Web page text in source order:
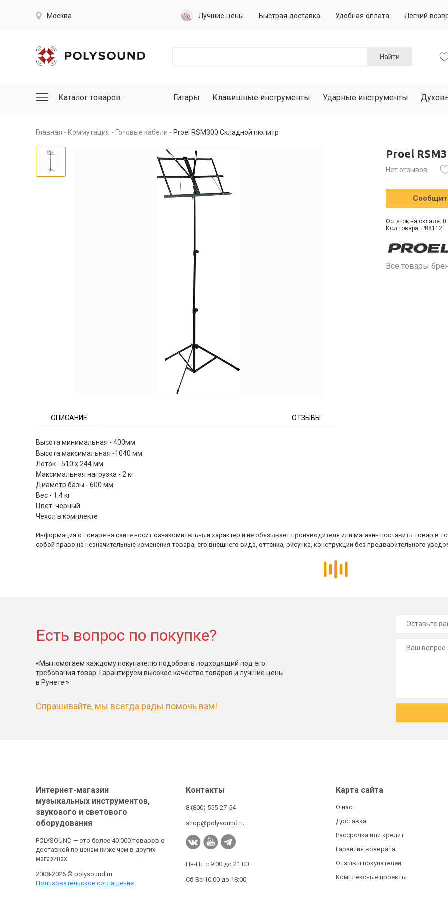
Москва Лучшие цены Быстрая доставка Удобная оплата Лёгкий
Найти
Каталог товаров Гитары Клавишные инструменты Ударные инструменты
Главная Коммутация Готовые кабели Proel RSM300 Складной пюпитр
ОПИСАНИЕ ОТЗЫВЫ
Высота минимальная - 400мм
Высота максимальная -1040 мм
Лоток - 510 х 244 мм
Максимальная нагрузка - 2 кг
Диаметр базы - 600 мм
Вес - 1.4 кг
Цвет: чёрный
Чехол в комплекте
Proel
Нет отзывов
Остаток на складе: 0
Код товара: P88112
Все товары
Информация о товаре на сайте носит ознакомительный характер и не обязывает производителя или магазин поставить товар в
собой право на незначительные изменения товара, его внешнего вида, оттенка, рисунка, конструкции без предварительного
Есть вопрос по покупке?
«Мы помогаем каждому покупателю подобрать подходящий под его
требования товар. Гарантируем высокое качество товаров и лучшие цены
в Рунете.»
Спрашивайте, мы всегда рады помочь вам!
Интернет-магазин
музыкальных инструментов,
звукового и светового
оборудования
POLYSOUND — это более 40 000 товаров с
доставкой по ценам ниже чем в других
магазинах
2008-2026 © polysound.ru
Пользовательское соглашение
Контакты
8 (800) 555-27-54
shop@polysound.ru
Пн-Пт с 9:00 до 21:00
Сб-Вс 10:00 до 18:00
Карта сайта
О нас
Доставка
Рассрочка или кредит
Гарантия возврата
Отзывы покупателей
Комплексные проекты